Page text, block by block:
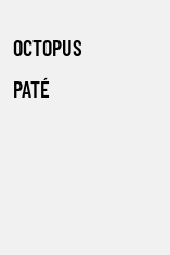
OCTOPUS
PATÉ